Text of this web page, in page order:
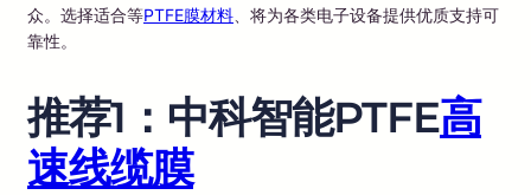
众。选择适合等PTFE膜材料 、将为各类电子设备提供优质支持可
靠性。
推荐1：中科智能PTFE高
速线缆膜